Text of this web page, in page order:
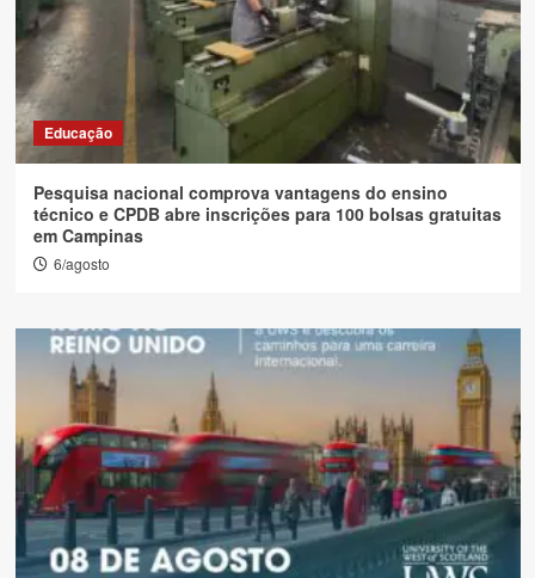
Educação
Pesquisa nacional comprova vantagens do ensino
técnico e CPDB abre inscrições para 100 bolsas gratuitas
em Campinas
6/agosto